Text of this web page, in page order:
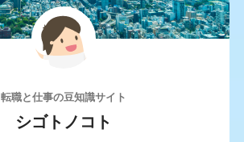
転職と仕事の豆知識サイト
シゴトノコト